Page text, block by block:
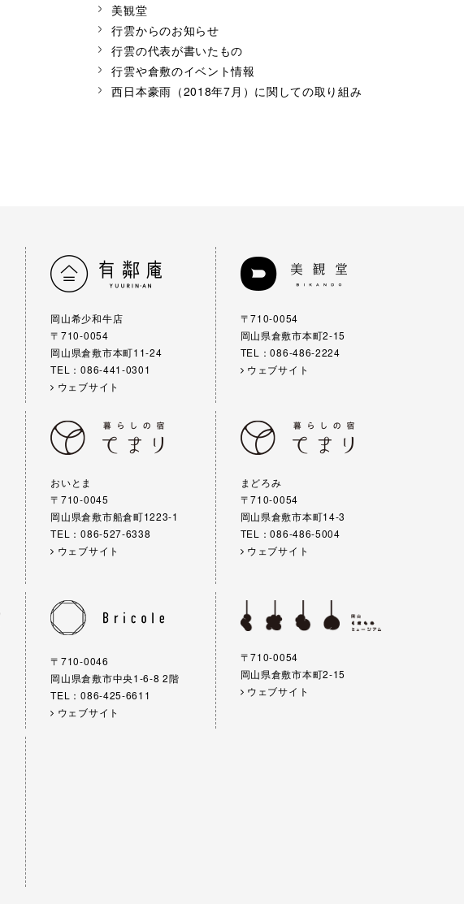
美観堂
行雲からのお知らせ
行雲の代表が書いたもの
行雲や倉敷のイベント情報
西日本豪雨（2018年7月）に関しての取り組み
岡山希少和牛店
〒710-0054
岡山県倉敷市本町11-24
TEL：086-441-0301
ウェブサイト
〒710-0054
岡山県倉敷市本町2-15
TEL：086-486-2224
ウェブサイト
おいとま
〒710-0045
岡山県倉敷市船倉町1223-1
TEL：086-527-6338
ウェブサイト
まどろみ
〒710-0054
岡山県倉敷市本町14-3
TEL：086-486-5004
ウェブサイト
〒710-0046
岡山県倉敷市中央1-6-8 2階
TEL：086-425-6611
ウェブサイト
〒710-0054
岡山県倉敷市本町2-15
ウェブサイト